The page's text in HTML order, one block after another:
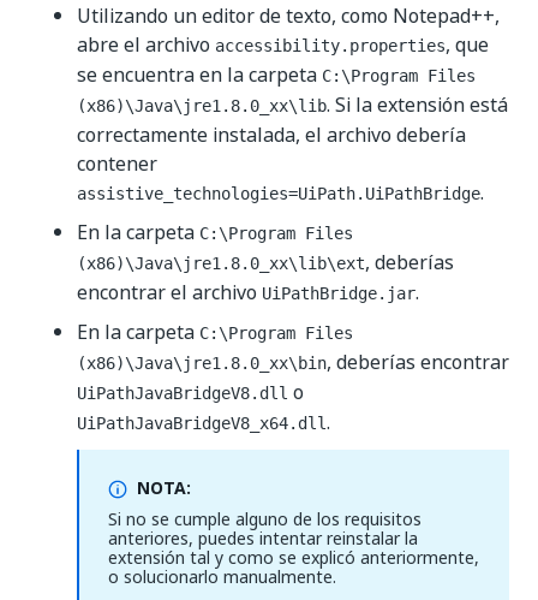
Utilizando un editor de texto, como Notepad++,
abre el archivo accessibility.properties, que
se encuentra en la carpeta C:\Program Files
(x86)\Java\jre1.8.0_xx\lib. Si la extensión está
correctamente instalada, el archivo debería
contener
assistive_technologies=UiPath.UiPathBridge.
En la carpeta C:\Program Files
(x86)\Java\jre1.8.0_xx\lib\ext, deberías
encontrar el archivo UiPathBridge.jar.
En la carpeta C:\Program Files
(x86)\Java\jre1.8.0_xx\bin, deberías encontrar
UiPathJavaBridgeV8.dll o
UiPathJavaBridgeV8_x64.dll.
NOTA:
Si no se cumple alguno de los requisitos
anteriores, puedes intentar reinstalar la
extensión tal y como se explicó anteriormente,
o solucionarlo manualmente.